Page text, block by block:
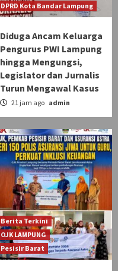
DPRD Kota Bandar Lampung
Diduga Ancam Keluarga
Pengurus PWI Lampung
hingga Mengungsi,
Legislator dan Jurnalis
Turun Mengawal Kasus
21 jam ago admin
Berita Terkini
OJK LAMPUNG
Pesisir Barat